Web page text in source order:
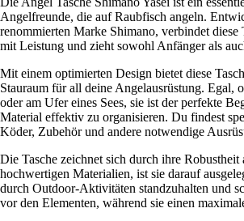
Angelfreunde, die auf Raubfisch angeln.
renommierten Marke Shimano, verbindet diese
mit Leistung und zieht sowohl Anfänger als
Mit einem optimierten Design bietet diese
Stauraum für all deine Angelausrüstung. Egal,
oder am Ufer eines Sees, sie ist der perfekte
Material effektiv zu organisieren. Du findest
Köder, Zubehör und andere notwendige
Die Tasche zeichnet sich durch ihre Robustheit
hochwertigen Materialien, ist sie darauf
durch Outdoor-Aktivitäten standzuhalten und
vor den Elementen, während sie einen